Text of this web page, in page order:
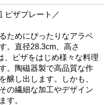
ピザプレート／
ためにぴったりなアラベ
。直径28.3cm、高さ
、ピザをはじめ様々な料理
。陶磁器製で高品質な作
醸し出します。しかも、
の繊細な加工やデザイン
す。